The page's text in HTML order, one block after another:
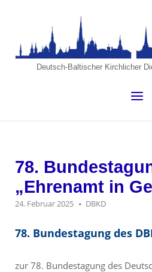
Deutsch-Baltischer Kirchlicher
Menu
78.
„Ehrenamt in
24. Februar 2025 DBKD
78. Bundestagung des
zur 78. Bundestagung des